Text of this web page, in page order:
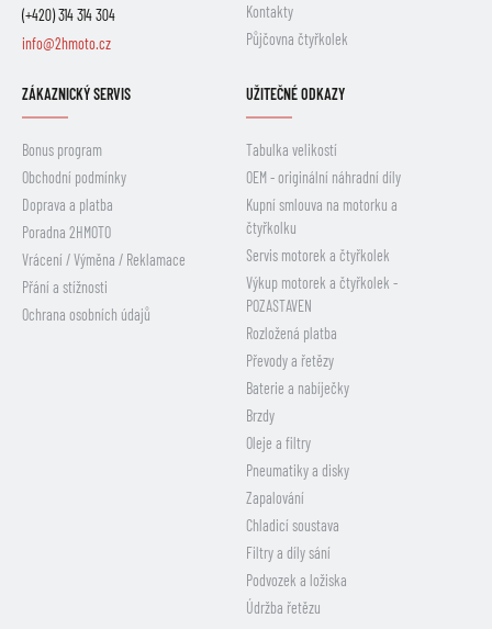
(+420) 314 314 304
info@2hmoto.cz
Kontakty
Půjčovna čtyřkolek
ZÁKAZNICKÝ SERVIS
Bonus program
Obchodní podmínky
Doprava a platba
Poradna 2HMOTO
Vrácení / Výměna / Reklamace
Přání a stížnosti
Ochrana osobních údajů
UŽITEČNÉ ODKAZY
Tabulka velikostí
OEM - originální náhradní díly
Kupní smlouva na motorku a
čtyřkolku
Servis motorek a čtyřkolek
Výkup motorek a čtyřkolek -
POZASTAVEN
Rozložená platba
Převody a řetězy
Baterie a nabíječky
Brzdy
Oleje a filtry
Pneumatiky a disky
Zapalování
Chladicí soustava
Filtry a díly sání
Podvozek a ložiska
Údržba řetězu